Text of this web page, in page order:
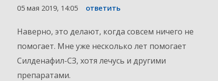
05 мая 2019, 14:05 ответить
Наверно, это делают, когда совсем ничего не
помогает. Мне уже несколько лет помогает
Силденафил-СЗ, хотя лечусь и другими
препаратами.